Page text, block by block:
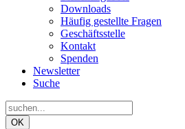
Downloads
Häufig gestellte Fragen
Geschäftsstelle
Kontakt
Spenden
Newsletter
Suche
OK